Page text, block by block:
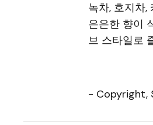
녹차, 호지차
은은한 향이
브 스타일로
- Copyright,